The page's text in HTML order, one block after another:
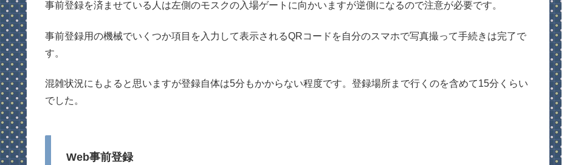
事前登録を済ませている人は左側のモスクの入場ゲートに向かいますが逆側になるので注意が必要です。
事前登録用の機械でいくつか項目を入力して表示されるQRコードを自分のスマホで写真撮って手続きは完了で
す。
混雑状況にもよると思いますが登録自体は5分もかからない程度です。登録場所まで行くのを含めて15分くらい
でした。
Web事前登録